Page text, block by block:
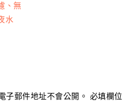
、無
水
子郵件地址不會公開。 必填欄位